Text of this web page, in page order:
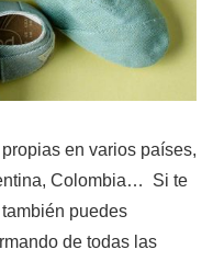
en varios países,
Colombia… Si te
puedes
de todas las